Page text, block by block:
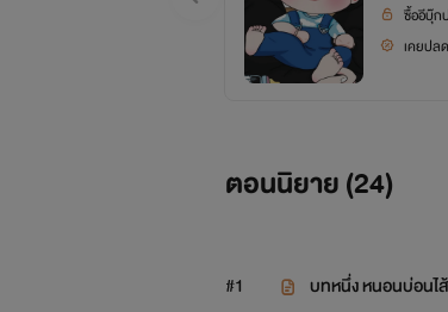
ซื้ออีบุ๊ก
เคยปล
ตอนนิยาย (24)
#1 บทหนึ่ง หนอนบ่อนไส้